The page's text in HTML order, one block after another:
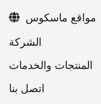
اتصل بنا
مواقع ماسكوس